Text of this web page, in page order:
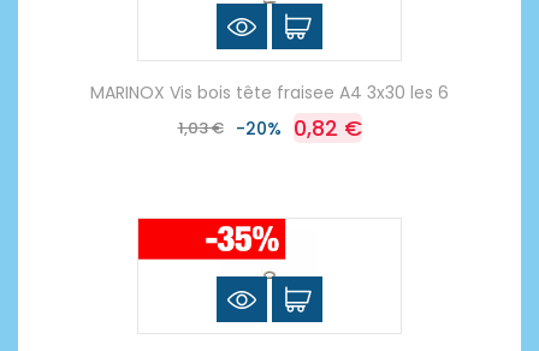
MARINOX Vis bois tête fraisee A4 3x30 les 6
1,03 € -20% 0,82 €